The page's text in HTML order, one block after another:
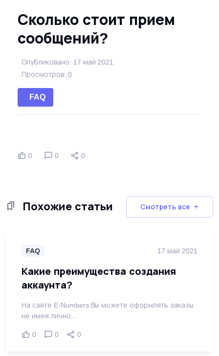
Сколько стоит прием
сообщений?
Опубликовано: 17 май 2021
Просмотров: 0
FAQ
0 0 0
Похожие статьи Смотреть все
FAQ 17 май 2021
Какие преимущества создания
аккаунта?
На сайте E-Numbers Вы можете оформлять заказы
не имея лично...
0 0 0